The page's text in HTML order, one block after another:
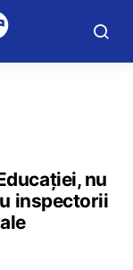
nu
inspectorii